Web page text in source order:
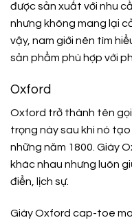
được sản xuất với nhu
nhưng không mang lại
vậy, nam giới nên tìm
sản phẩm phù hợp với
Oxford
Oxford trở thành tên
trọng này sau khi nó
những năm 1800. Giày
khác nhau nhưng luôn
điển, lịch sự.
Giày Oxford cap-toe